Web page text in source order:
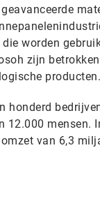
worden
zijn
producten.
honderd
12.000
van 6,3